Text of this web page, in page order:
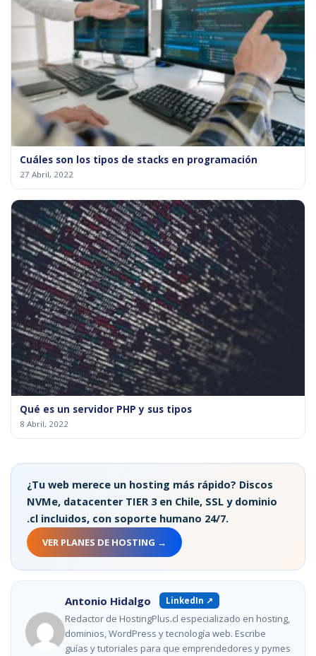
Cuáles son los tipos de stacks en programación
27 Abril, 2022
Qué es un servidor PHP y sus tipos
8 Abril, 2022
¿Tu web merece un hosting más rápido? Discos
NVMe, datacenter TIER 3 en Chile, SSL y dominio
.cl incluidos, con soporte humano 24/7.
VER PLANES DE HOSTING →
Antonio Hidalgo LinkedIn ↗
Redactor de HostingPlus.cl especializado en hosting,
dominios, WordPress y tecnología web. Escribe
guías y tutoriales para que emprendedores y pymes